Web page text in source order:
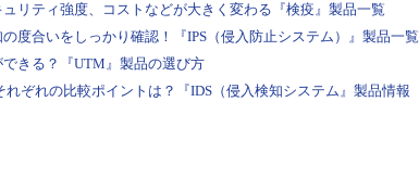
リティ強度、コストなどが大きく変わる『検疫』製品一覧
度合いをしっかり確認！『IPS（侵入防止システム）』製品一覧
きる？『UTM』製品の選び方
れぞれの比較ポイントは？『IDS（侵入検知システム』製品情報